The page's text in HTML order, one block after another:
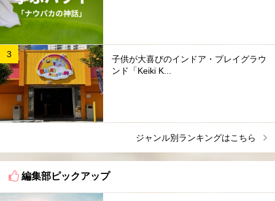
子供が大喜びのインドア・プレイグラウ
ンド「Keiki K...
ジャンル別ランキングはこちら
編集部ピックアップ